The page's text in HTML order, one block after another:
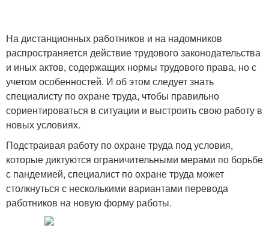
На дистанционных работников и на надомников
распространяется действие трудового законодательства
и иных актов, содержащих нормы трудового права, но с
учетом особенностей. И об этом следует знать
специалисту по охране труда, чтобы правильно
сориентироваться в ситуации и выстроить свою работу в
новых условиях.
Подстраивая работу по охране труда под условия,
которые диктуются ограничительными мерами по борьбе
с пандемией, специалист по охране труда может
столкнуться с несколькими вариантами перевода
работников на новую форму работы.